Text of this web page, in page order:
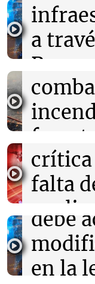
Thiago
caro de la
fútbol
Rumania
Danubio para
nuclear
Clima en
tiempo este
a
Noticias
Episodios
Audio.
en
Villa
Ahora país
Episodios
Audio.
falta
sobre
tierras
Noticias
Audio.
una
debe
en la
Audio.
Cruz